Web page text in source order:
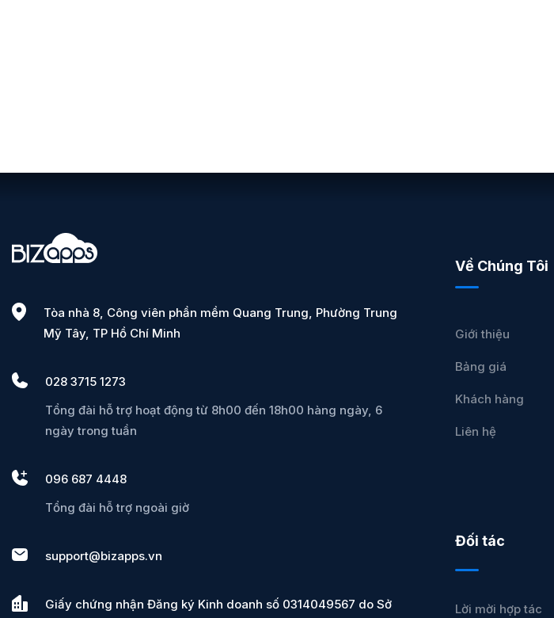
Tòa nhà 8, Công viên phần mềm Quang Trung, Phường Trung
Mỹ Tây, TP Hồ Chí Minh
028 3715 1273
Tổng đài hỗ trợ hoạt động từ 8h00 đến 18h00 hàng ngày, 6
ngày trong tuần
096 687 4448
Tổng đài hỗ trợ ngoài giờ
support@bizapps.vn
Giấy chứng nhận Đăng ký Kinh doanh số 0314049567 do Sở
Về Chúng Tôi
Giới thiệu
Bảng giá
Khách hàng
Liên hệ
Đối tác
Lời mời hợp tác